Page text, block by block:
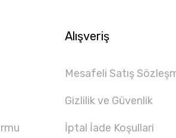
Alışveriş
Mesafeli Satış
Gizlilik ve Güvenlik
İptal İade Koşullari